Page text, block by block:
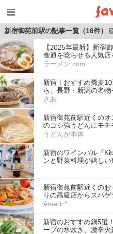
新宿御苑前駅の記事一覧（16件）
【2025年最新】新宿
食通を唸らせる人気店
ラーメン.com
新宿｜おすすめ蕎麦
ら、長野・新潟の名物
さあ
新宿御苑前駅近くの
のコシ強うどんにモチ
うどんが本体
新宿のワインバル『
ンと野菜料理が嬉しい
新宿御苑前駅近くの
りの高級店からスパ
Ameri･*:.
新宿のおすすめ鍋5選
ープの水炊き、激辛